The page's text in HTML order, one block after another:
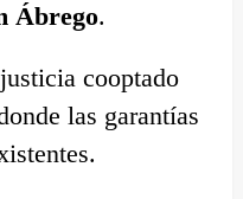
Ábrego.
cooptado
las garantías